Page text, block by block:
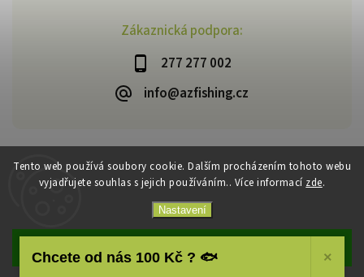
Tento web používá soubory cookie. Dalším procházením tohoto webu
vyjadřujete souhlas s jejich používáním.. Více informací zde.
Nastavení
Souhlasím
Zákaznická podpora:
277 277 002
info@azfishing.cz
Copyright 2026AzFishing.cz. Všechna práva vyhrazena.
VytvořilShoptet| Design
Chcete od nás 100 Kč ? 🐟 ×